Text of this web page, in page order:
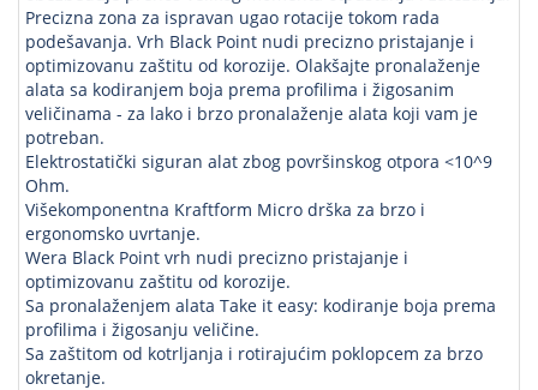
Precizna zona za ispravan ugao rotacije tokom rada
podešavanja. Vrh Black Point nudi precizno pristajanje i
optimizovanu zaštitu od korozije. Olakšajte pronalaženje
alata sa kodiranjem boja prema profilima i žigosanim
veličinama - za lako i brzo pronalaženje alata koji vam je
potreban.
Elektrostatički siguran alat zbog površinskog otpora <10^9
Ohm.
Višekomponentna Kraftform Micro drška za brzo i
ergonomsko uvrtanje.
Wera Black Point vrh nudi precizno pristajanje i
optimizovanu zaštitu od korozije.
Sa pronalaženjem alata Take it easy: kodiranje boja prema
profilima i žigosanju veličine.
Sa zaštitom od kotrljanja i rotirajućim poklopcem za brzo
okretanje.